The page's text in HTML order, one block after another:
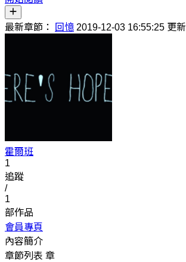
最新章節： 回憶 2019-12-03 16:55:25 更新
霍爾班
1
追蹤
/
1
部作品
會員專頁
內容簡介
章節列表 章